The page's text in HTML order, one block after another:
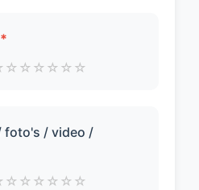
*
☆ ☆ ☆ ☆ ☆ ☆
foto's / video /
☆ ☆ ☆ ☆ ☆ ☆